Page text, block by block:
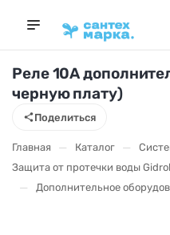
Поделиться
Реле 10А
черную плату)
Главная — Каталог —
Защита от протечки воды
— Дополнительное